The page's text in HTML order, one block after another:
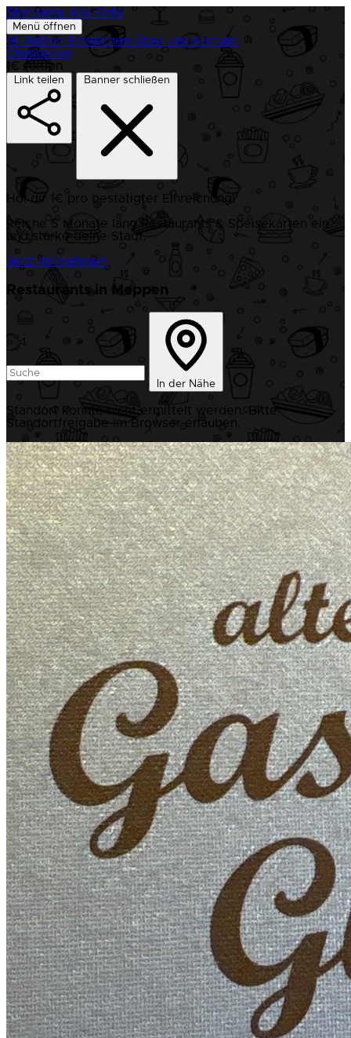
Startseite Alle Orte
Menü öffnen
1€-Aktion Einreichen Über uns Kontakt
Changelog
1€ Aktion
Link teilen Banner schließen
Hol dir 1€ pro bestätigter Einreichung!
Reiche 5 Monate lang Restaurants & Speisekarten ein
und stärke deine Stadt.
Jetzt teilnehmen
Restaurants in Meppen
In der Nähe
Standort konnte nicht ermittelt werden. Bitte
Standortfreigabe im Browser erlauben.